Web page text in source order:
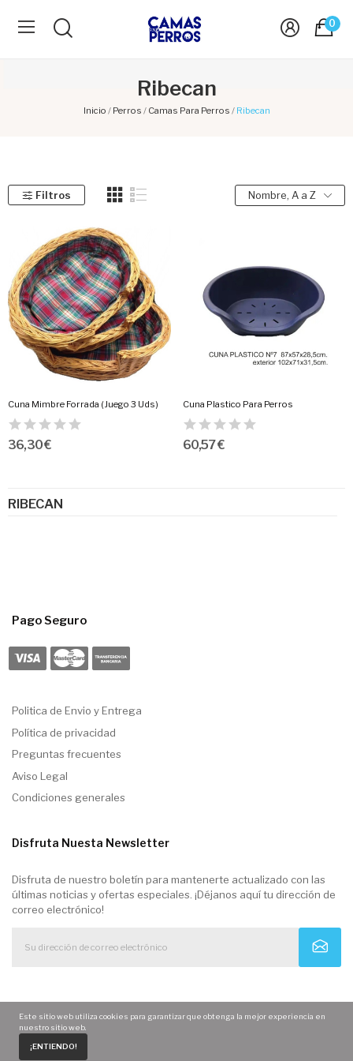
Home
0
Ribecan
Inicio Perros Camas Para Perros Ribecan
RIBECAN
Filtros Nombre, A a Z
Cuna Mimbre Forrada (Juego 3 Uds)
36,30 €
Cuna Plastico Para Perros
60,57 €
Pago Seguro
Politica de Envio y Entrega
Política de privacidad
Preguntas frecuentes
Aviso Legal
Condiciones generales
Disfruta Nuesta Newsletter
Disfruta de nuestro boletín para mantenerte actualizado con las
últimas noticias y ofertas especiales. ¡Déjanos aquí tu dirección de
correo electrónico!
Este sitio web utiliza cookies para garantizar que obtenga la mejor experiencia en
nuestro sitio web.
¡ENTIENDO!